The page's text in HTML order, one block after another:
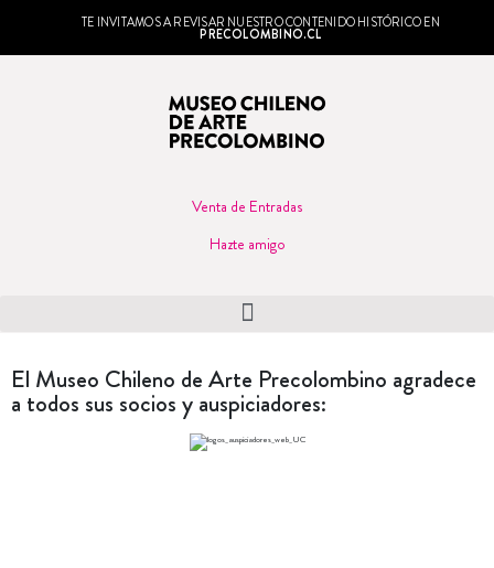
TE INVITAMOS A REVISAR NUESTRO CONTENIDO HISTÓRICO EN
PRECOLOMBINO.CL
Venta de Entradas
Hazte amigo
El Museo Chileno de Arte Precolombino agradece
a todos sus socios y auspiciadores: